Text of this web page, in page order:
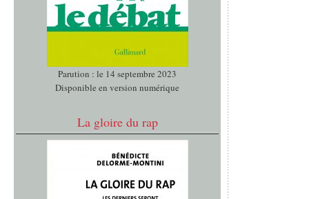
Parution : le 14 septembre 2023
Disponible en version numérique
La gloire du rap